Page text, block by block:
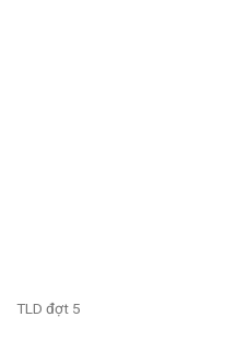
TLD đợt 5